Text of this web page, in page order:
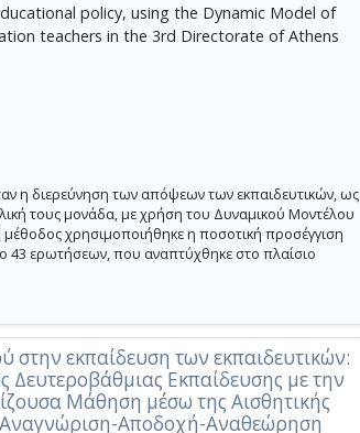
policy, using the Dynamic Model of
teachers in the 3rd Directorate of Athens
η διερεύνηση των απόψεων των εκπαιδευτικών, ως
τους μονάδα, με χρήση του Δυναμικού Μοντέλου
μέθοδος χρησιμοποιήθηκε η ποσοτική προσέγγιση
43 ερωτήσεων, που αναπτύχθηκε στο πλαίσιο
στην εκπαίδευση των εκπαιδευτικών:
Δευτεροβάθμιας Εκπαίδευσης με την
Μάθηση μέσω της Αισθητικής
Αποδοχή-Αναθεώρηση